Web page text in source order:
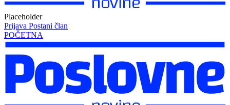
Placeholder
Prijava Postani član
POČETNA